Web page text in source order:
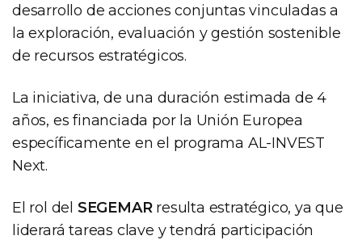
desarrollo de acciones conjuntas vinculadas a
la exploración, evaluación y gestión sostenible
de recursos estratégicos.
La iniciativa, de una duración estimada de 4
años, es financiada por la Unión Europea
específicamente en el programa AL-INVEST
Next.
El rol del SEGEMARresulta estratégico, ya que
liderará tareas clave y tendrá participación